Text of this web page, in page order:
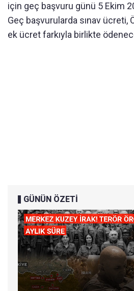
için geç başvuru günü 5 Ekim
Geç başvurularda sınav ücreti,
ek ücret farkıyla birlikte
GÜNÜN ÖZETİ